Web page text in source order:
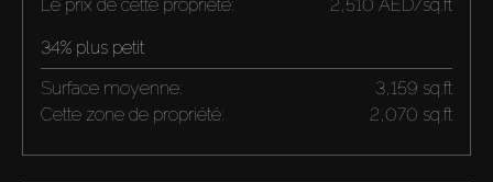
Le prix de cette propriété:
2,510 AED/sq.ft
34% plus petit
Surface moyenne:
3,159 sq.ft
Cette zone de propriété:
2,070 sq.ft